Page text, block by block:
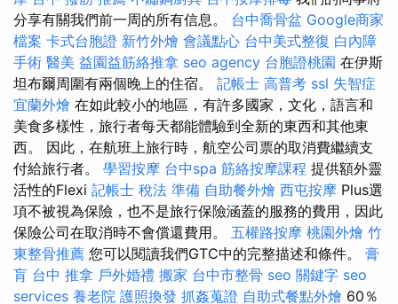
分享有關我們前一周的所有信息。 台中喬骨盆 Google商家
檔案 卡式台胞證 新竹外燴 會議點心 台中美式整復 白內障
手術 醫美 益園益筋絡推拿 seo agency 台胞證桃園 在伊斯
坦布爾周圍有兩個晚上的住宿。 記帳士 高普考 ssl 失智症
宜蘭外燴 在如此較小的地區，有許多國家，文化，語言和
美食多樣性，旅行者每天都能體驗到全新的東西和其他東
西。 因此，在航班上旅行時，航空公司票的取消費繼續支
付給旅行者。 學習按摩 台中spa 筋絡按摩課程 提供額外靈
活性的Flexi 記帳士 稅法 準備 自助餐外燴 西屯按摩 Plus選
項不被視為保險，也不是旅行保險涵蓋的服務的費用，因此
保險公司在取消時不會償還費用。 五權路按摩 桃園外燴 竹
東整骨推薦 您可以閱讀我們GTC中的完整描述和條件。 膏
肓 台中 推拿 戶外婚禮 搬家 台中市整骨 seo 關鍵字 seo
services 養老院 護照換發 抓姦蒐證 自助式餐點外燴 60％